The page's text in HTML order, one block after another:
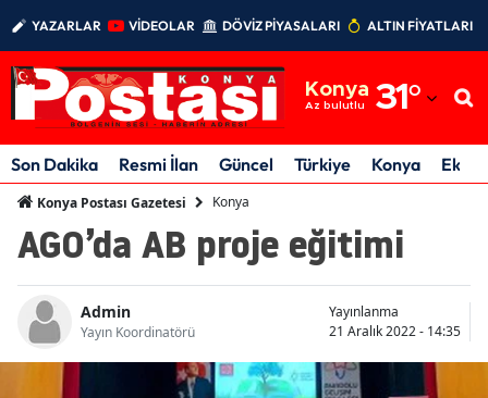
YAZARLAR VİDEOLAR DÖVİZ PİYASALARI ALTIN FİYATLARI
Konya
Az bulutlu 31°
Adıyaman
Afyonkarahisar
Amasya
Ankara
Antalya
Artvin
Son Dakika Resmi İlan Güncel Türkiye Konya
Konya Postası Gazetesi Konya
AGO’da AB proje eğitimi
Admin
Yayın Koordinatörü
Yayınlanma
21 Aralık 2022 - 14:35